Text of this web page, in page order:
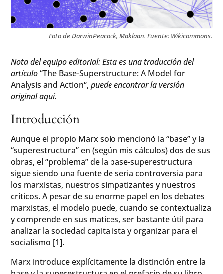
Foto de DarwinPeacock, Maklaan. Fuente: Wikicommons.
Nota del equipo editorial: Esta es una traducción del
artículo“The Base-Superstructure: A Model for
Analysis and Action“,puede encontrar la versión
originalaquí.
Introducción
Aunque el propio Marx solo mencionó la “base” y la
“superestructura” en (según mis cálculos) dos de sus
obras, el “problema” de la base-superestructura
sigue siendo una fuente de seria controversia para
los marxistas, nuestros simpatizantes y nuestros
críticos. A pesar de su enorme papel en los debates
marxistas, el modelo puede, cuando se contextualiza
y comprende en sus matices, ser bastante útil para
analizar la sociedad capitalista y organizar para el
socialismo [1].
Marx introduce explícitamente la distinción entre la